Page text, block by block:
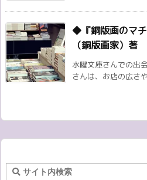
◆『銅版画のマ
（銅版画家）著
水曜文庫さんでの出
さんは、お店の広さ